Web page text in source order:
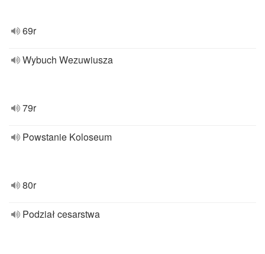
69r
Wybuch Wezuwiusza
79r
Powstanie Koloseum
80r
Podział cesarstwa